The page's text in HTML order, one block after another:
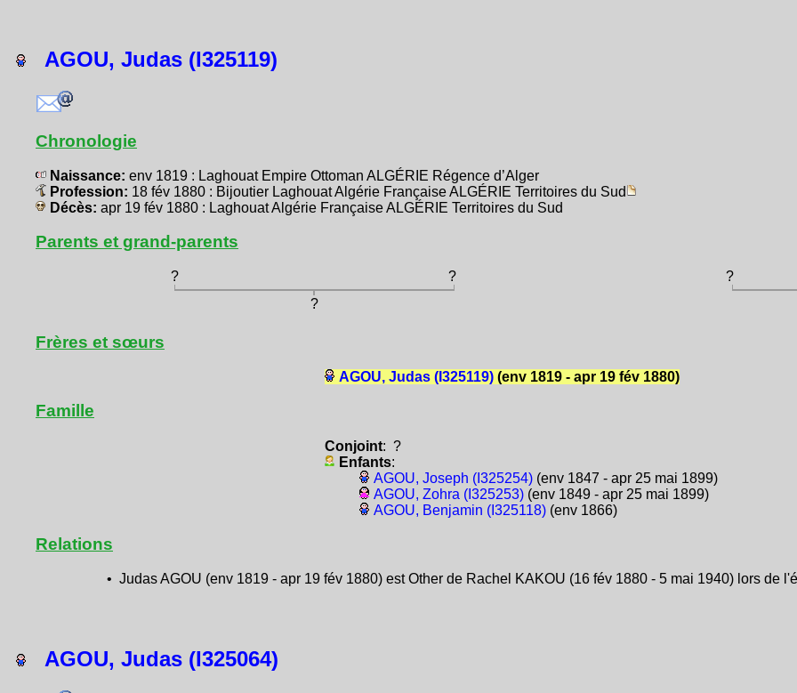
AGOU, Judas (I325119)
Chronologie
Naissance: env 1819 : Laghouat Empire Ottoman ALGÉRIE Régence d’Alger
Profession: 18 fév 1880 : Bijoutier Laghouat Algérie Française ALGÉRIE Territoires du Sud
Décès: apr 19 fév 1880 : Laghouat Algérie Française ALGÉRIE Territoires du Sud
Parents et grand-parents
? ?
?
?
Frères et sœurs
AGOU, Judas (I325119) (env 1819 - apr 19 fév 1880)
Famille
Conjoint: ?
Enfants:
AGOU, Joseph (I325254) (env 1847 - apr 25 mai 1899)
AGOU, Zohra (I325253) (env 1849 - apr 25 mai 1899)
AGOU, Benjamin (I325118) (env 1866)
Relations
• Judas AGOU (env 1819 - apr 19 fév 1880) est Other de Rachel KAKOU (16 fév 1880 - 5 mai 1940) lors de
AGOU, Judas (I325064)